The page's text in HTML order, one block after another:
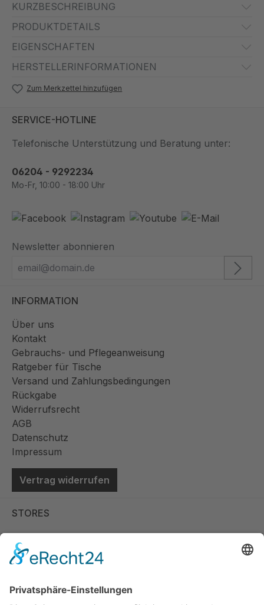
KURZBESCHREIBUNG
PRODUKTDETAILS
EIGENSCHAFTEN
HERSTELLERINFORMATIONEN
Zum Merkzettel hinzufügen
SERVICE-HOTLINE
Telefonische Unterstützung und Beratung unter:
06204 - 9292234
Mo-Fr, 10:00 - 18:00 Uhr
Newsletter abonnieren
INFORMATION
Über uns
Kontakt
Gebrauchs- und Pflegeanweisung
Ratgeber für Tische
Versand und Zahlungsbedingungen
Rückgabe
Widerrufsrecht
AGB
Datenschutz
Impressum
Vertrag widerrufen
STORES
Store Viernheim
Store Berlin
Handelspartner Köln
SICHERE BEZAHLUNG